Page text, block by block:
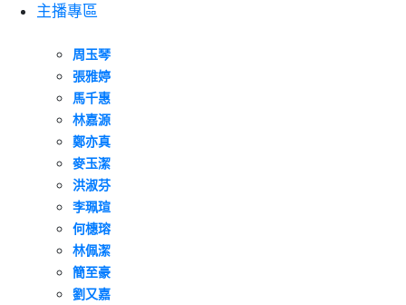
主播專區
周玉琴
張雅婷
馬千惠
林嘉源
鄭亦真
麥玉潔
洪淑芬
李珮瑄
何橞瑢
林佩潔
簡至豪
劉又嘉